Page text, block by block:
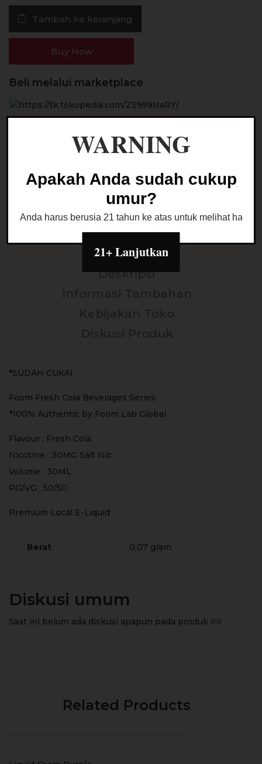
Foom
Fresh
Cola
by
Foom
Lab
Tambah ke keranjang
Buy Now
Beli melalui marketplace
Ask a Question
BEST SELLER,LIQUID SALTNIC
Deskripsi
*SUDAH CUKAI
Foom Fresh Cola Beverages Series
*100% Authentic by Foom Lab Global
Flavour : Fresh Cola
Nicotine : 30MG Salt Nic
Volume : 30ML
PG/VG : 50/50
Premium Local E-Liquid
Berat 0,07 gram
Diskusi umum
Saat ini belum ada diskusi apapun pada produk ini
Related Products
WARNING
Apakah Anda sudah cukup
umur?
Anda harus berusia 21 tahun ke atas untuk melihat
21+ Lanjutkan